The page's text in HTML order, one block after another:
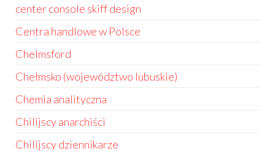
center console skiff design
Centra handlowe w Polsce
Chelmsford
Chełmsko (województwo lubuskie)
Chemia analityczna
Chilijscy anarchiści
Chilijscy dziennikarze